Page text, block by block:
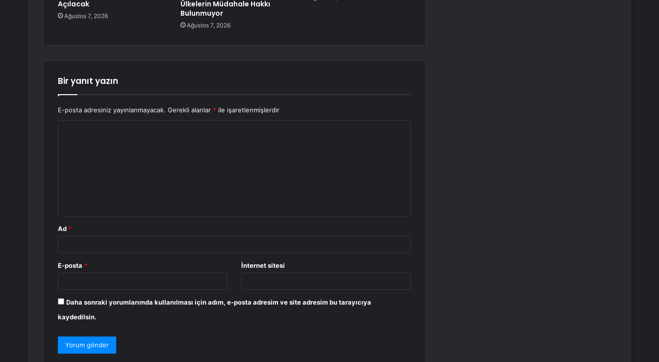
Açılacak
Ağustos 7, 2026
Ülkelerin Müdahale Hakkı
Bulunmuyor
Ağustos 7, 2026
Bir yanıt yazın
E-posta adresiniz yayınlanmayacak. Gerekli alanlar * ile işaretlenmişlerdir
Ad *
E-posta * İnternet sitesi
Daha sonraki yorumlarımda kullanılması için adım, e-posta adresim ve site adresim bu tarayıcıya
kaydedilsin.